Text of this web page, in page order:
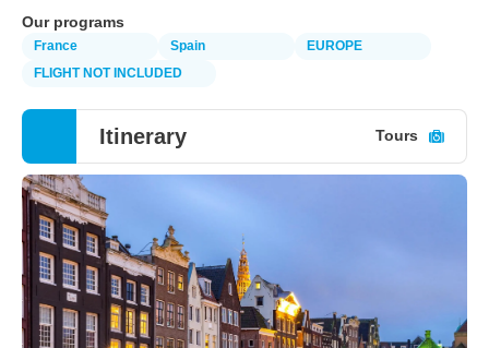
Our programs
France Spain
EUROPE
FLIGHT NOT INCLUDED
Itinerary Tours